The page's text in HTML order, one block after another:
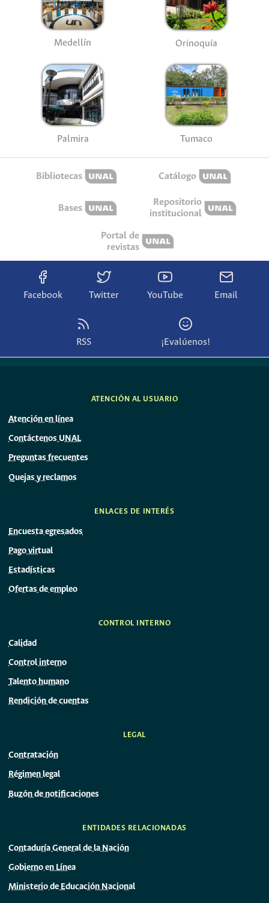
Medellín Orinoquía
Palmira Tumaco
Bibliotecas Catálogo
Bases
Repositorio
institucional
Portal de
revistas
Facebook Twitter YouTube Email
RSS ¡Evalúenos!
ATENCIÓN AL USUARIO
Atención en línea
Contáctenos UNAL
Preguntas frecuentes
Quejas y reclamos
ENLACES DE INTERÉS
Encuesta egresados
Pago virtual
Estadísticas
Ofertas de empleo
CONTROL INTERNO
Calidad
Control interno
Talento humano
Rendición de cuentas
LEGAL
Contratación
Régimen legal
Buzón de notificaciones
ENTIDADES RELACIONADAS
Contaduría General de la Nación
Gobierno en Línea
Ministerio de Educación Nacional